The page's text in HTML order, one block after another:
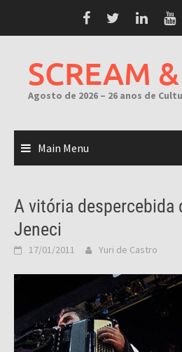
SCREAM
Agosto de 2026 – 26 anos de
Main Menu
A vitória despercebida
Jeneci
17/01/2011 Yuri de Castro